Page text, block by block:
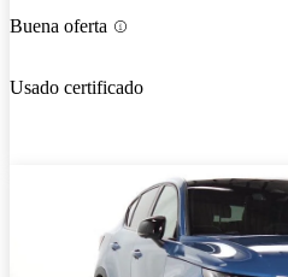
Buena oferta
Usado certificado